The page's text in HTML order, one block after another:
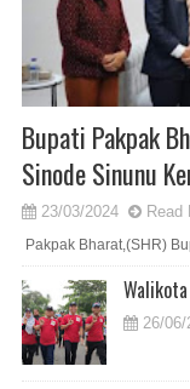
Bupati Pakpak
Sinode Sinunu
23/03/2024 Read
Pakpak Bharat,(SHR)
26/06/